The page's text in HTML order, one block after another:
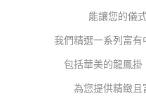
能讓您的儀
我們精選一系列富有
包括華美的龍鳳掛
為您提供精緻且